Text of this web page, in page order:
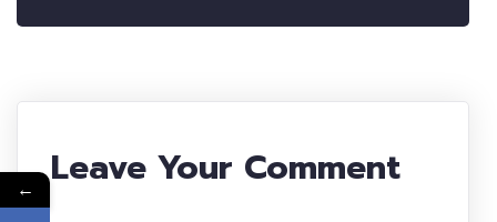
Leave Your Comment
←